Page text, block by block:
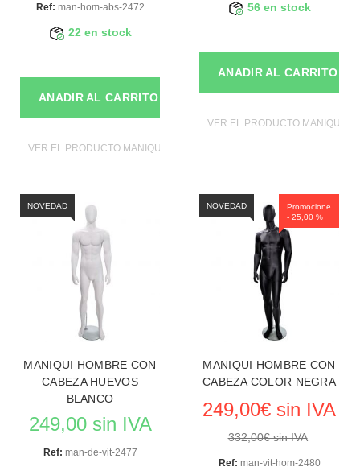
Ref: man-hom-abs-2472
22 en stock
ANADIR AL CARRITO
VER EL PRODUCTO MANIQUIES
56 en stock
ANADIR AL CARRITO
VER EL PRODUCTO MANIQUIES
NOVEDAD
MANIQUI HOMBRE CON
CABEZA HUEVOS
BLANCO
249,00 sin IVA
Ref: man-de-vit-2477
Promocione
- 25,00 %
NOVEDAD
MANIQUI HOMBRE CON
CABEZA COLOR NEGRA
249,00€ sin IVA
332,00€ sin IVA
Ref: man-vit-hom-2480